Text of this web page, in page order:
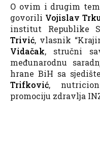
O ovim i drugim
govorili Vojislav
institut Republike
Trivić, vlasnik
Vidačak, stručni
međunarodnu
hrane BiH sa
Trifković,
promociju zdravlja